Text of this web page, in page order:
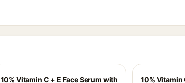
10% Vitamin C + E Face Serum with
10% Vitamin